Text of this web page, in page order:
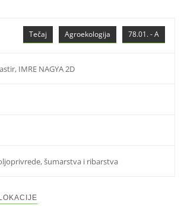
78.01. - A
Agroekologija
Tečaj
IMRE NAGYA 2D
šumarstva i ribarstva